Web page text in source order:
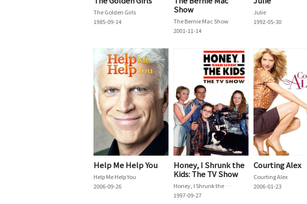
The Golden Girls
1985-09-14
Show
The Bernie Mac Show
2001-11-14
Julie
1992-05-30
Help Me Help You
Help Me Help You
2006-09-26
Honey, I Shrunk the
Kids: The TV Show
Honey, I Shrunk the Kids: The TV Show
1997-09-27
Courting Alex
Courting Alex
2006-01-23